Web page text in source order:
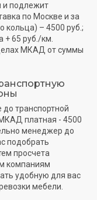
и подлежит
по Москве и за
– 4500 руб.;
+ 65 руб./км.
МКАД от суммы
транспортной
платная - 4500
менеджер до
подобрать
просчета
компаниям
удобную для вас
мебели.